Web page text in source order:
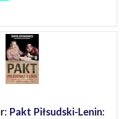
Pakt Piłsudski-Lenin: